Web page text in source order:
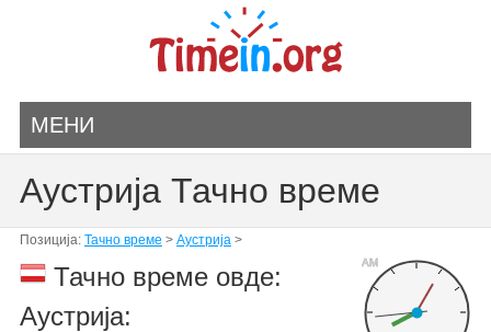
МЕНИ
Аустрија Тачно време
Позиција: Тачно време > Аустрија>
AM
Тачно време овде:
Аустрија: